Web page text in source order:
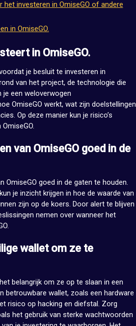
investeren in OmiseGO of andere
in OmiseGO.
in OmiseGO.
je besluit te investeren in
van het project, de technologie die
een weloverwogen
OmiseGO werkt, wat zijn doelstellingen
Op deze manier kun je risico’s
van OmiseGO goed in de
OmiseGO goed in de gaten te houden.
je inzicht krijgen in hoe de waarde van
zijn op de koers. Door alert te blijven
nemen over wanneer het
wallet om ze te
belangrijk om ze op te slaan in een
betrouwbare wallet, zoals een hardware
risico op hacking en diefstal. Zorg
het gebruik van sterke wachtwoorden